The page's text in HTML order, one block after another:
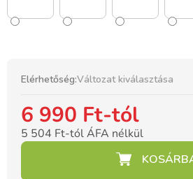
Elérhetőség:Változat kiválasztása
6 990 Ft-tól
5 504 Ft-tól ÁFA nélkül
Egységár: